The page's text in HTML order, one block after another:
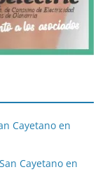
Cayetano en
Cayetano en